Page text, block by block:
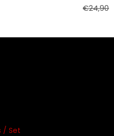
€24,90
/ Set